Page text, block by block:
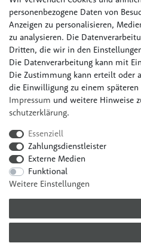
personenbezogene Daten von
Anzeigen zu personalisieren,
zu analysieren. Die
Dritten, die wir in den
Die Datenverarbeitung kann mit
Die Zustimmung kann erteilt oder
die Einwilligung zu einem
Impressum und weitere Hinweise
schutz­erklärung.
Essenziell
Zahlungsdienstleister
Externe Medien
Funktional
Weitere Einstellungen